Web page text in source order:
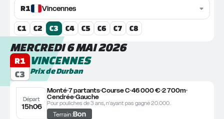
R1 Vincennes
C1 C2 C3 C4 C5 C6 C7 C8
MERCREDI 6 MAI 2026
R1
C3
VINCENNES
Prix de Durban
Départ
15h06
Monté7 partantsCourse C46 000 € 2 700m
CendréeGauche
Pour pouliches de 3 ans, n'ayant pas gagné 20.000.
Terrain :Bon